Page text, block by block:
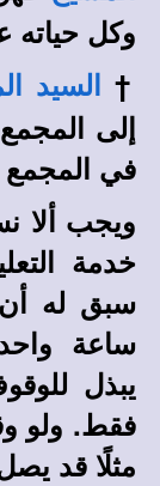
وكل حياته
†
السيد
إلى
في
ويجب ألا
خدمة
سبق له
ساعة
يبذل
فقط. ولو
مثلًا قد